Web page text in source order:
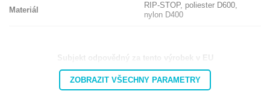
Materiál
RIP-STOP, poliester D600,
nylon D400
Subjekt odpovědný za tento výrobek v EU
Adresa:
Poštovní směrovací
ZOBRAZIT VŠECHNY PARAMETRY